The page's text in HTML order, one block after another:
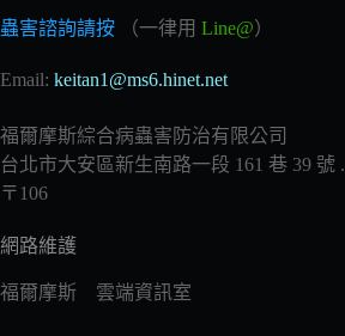
蟲害諮詢請按 （一律用 Line@）
Email: keitan1@ms6.hinet.net
福爾摩斯綜合病蟲害防治有限公司
台北市大安區新生南路一段 161 巷 39 號 .
〒106
網路維護
福爾摩斯 雲端資訊室